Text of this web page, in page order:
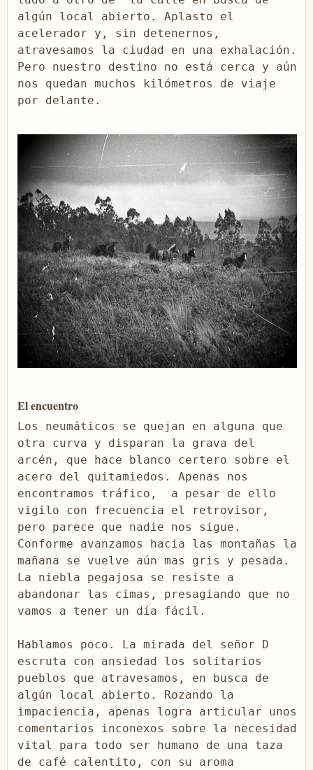
algún local abierto. Aplasto el
acelerador y, sin detenernos,
atravesamos la ciudad en una exhalación.
Pero nuestro destino no está cerca y aún
nos quedan muchos kilómetros de viaje
por delante.
El encuentro
Los neumáticos se quejan en alguna que
otra curva y disparan la grava del
arcén, que hace blanco certero sobre el
acero del quitamiedos. Apenas nos
encontramos tráfico,  a pesar de ello
vigilo con frecuencia el retrovisor,
pero parece que nadie nos sigue.
Conforme avanzamos hacia las montañas la
mañana se vuelve aún mas gris y pesada.
La niebla pegajosa se resiste a
abandonar las cimas, presagiando que no
vamos a tener un día fácil.
Hablamos poco. La mirada del señor D
escruta con ansiedad los solitarios
pueblos que atravesamos, en busca de
algún local abierto. Rozando la
impaciencia, apenas logra articular unos
comentarios inconexos sobre la necesidad
vital para todo ser humano de una taza
de café calentito, con su aroma